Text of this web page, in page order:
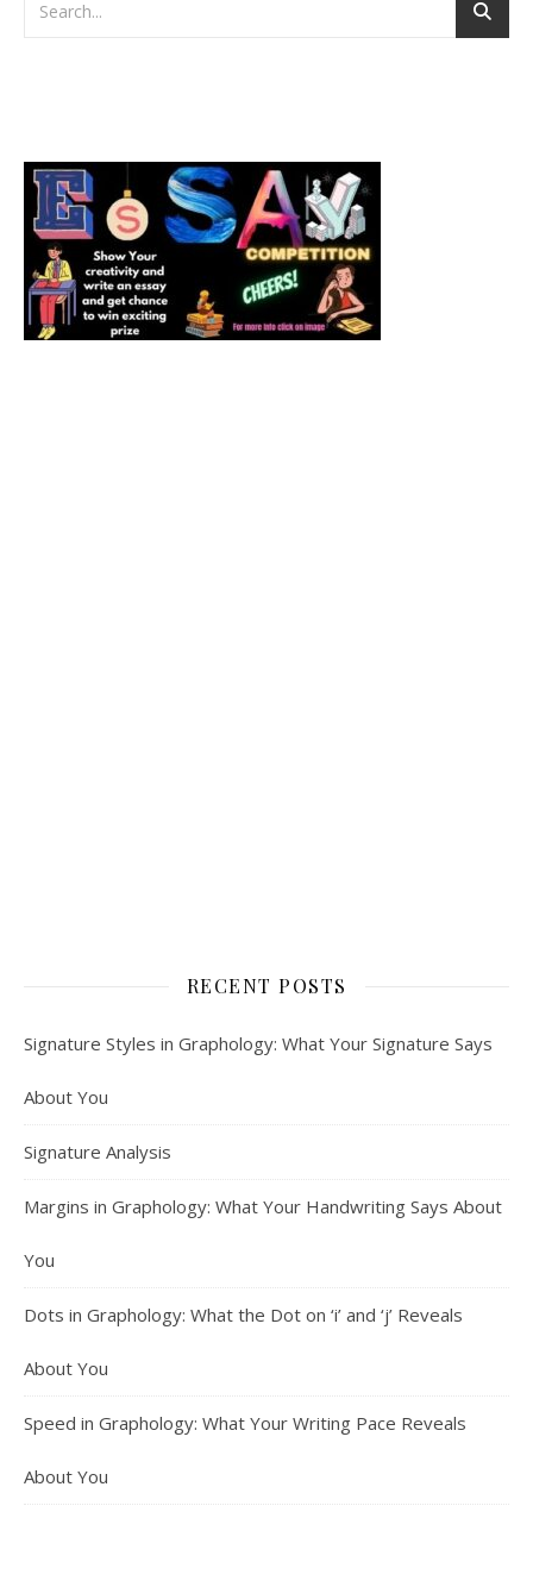
RECENT POSTS
Signature Styles in Graphology: What Your Signature Says
About You
Signature Analysis
Margins in Graphology: What Your Handwriting Says About
You
Dots in Graphology: What the Dot on ‘i’ and ‘j’ Reveals
About You
Speed in Graphology: What Your Writing Pace Reveals
About You